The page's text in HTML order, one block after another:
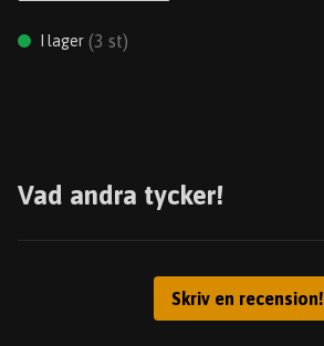
I lager (3 st)
Vad andra tycker!
Skriv en recension!